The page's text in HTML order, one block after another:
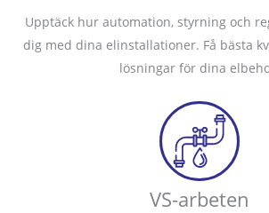
Upptäck hur automation, styrning och
dig med dina elinstallationer. Få bästa
lösningar för dina
VS-arbeten